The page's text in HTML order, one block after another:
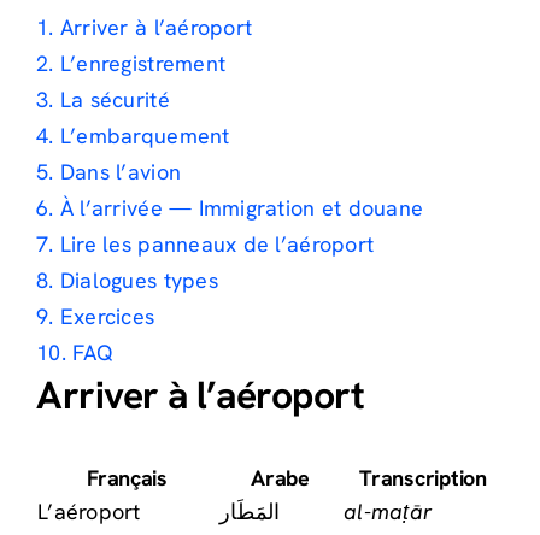
1. Arriver à l’aéroport
2. L’enregistrement
3. La sécurité
4. L’embarquement
5. Dans l’avion
6. À l’arrivée — Immigration et douane
7. Lire les panneaux de l’aéroport
8. Dialogues types
9. Exercices
10. FAQ
Arriver à l’aéroport
Français Arabe
Transcription
L’aéroport
المَطَار al-maṭār